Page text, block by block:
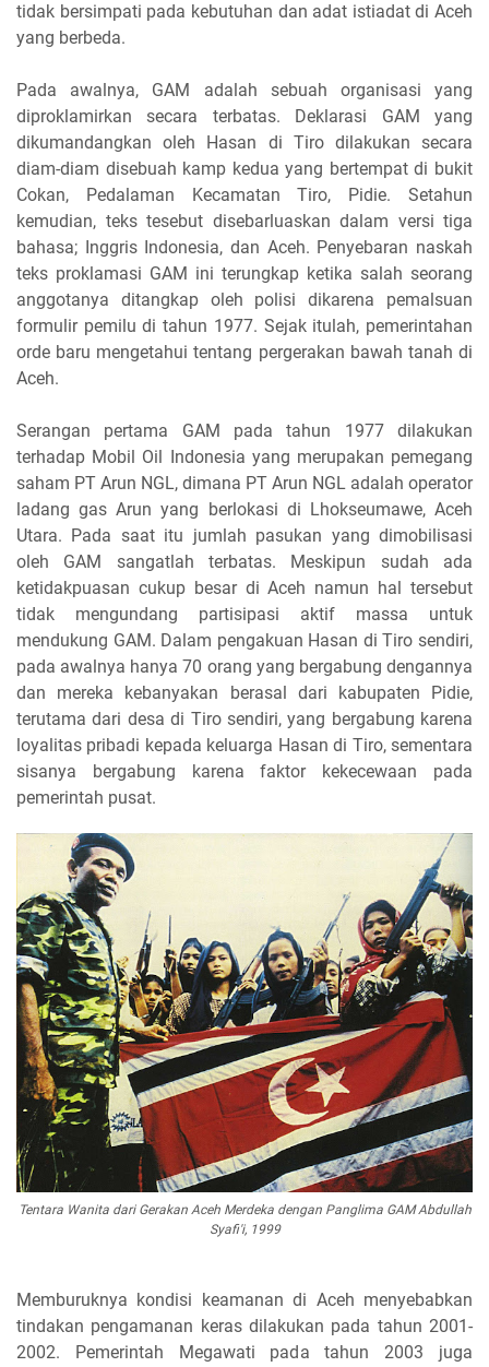
tidak bersimpati pada kebutuhan dan adat istiadat di Aceh
yang berbeda.
Pada awalnya, GAM adalah sebuah organisasi yang
diproklamirkan secara terbatas. Deklarasi GAM yang
dikumandangkan oleh Hasan di Tiro dilakukan secara
diam-diam disebuah kamp kedua yang bertempat di bukit
Cokan, Pedalaman Kecamatan Tiro, Pidie. Setahun
kemudian, teks tesebut disebarluaskan dalam versi tiga
bahasa; Inggris Indonesia, dan Aceh. Penyebaran naskah
teks proklamasi GAM ini terungkap ketika salah seorang
anggotanya ditangkap oleh polisi dikarena pemalsuan
formulir pemilu di tahun 1977. Sejak itulah, pemerintahan
orde baru mengetahui tentang pergerakan bawah tanah di
Aceh.
Serangan pertama GAM pada tahun 1977 dilakukan
terhadap Mobil Oil Indonesia yang merupakan pemegang
saham PT Arun NGL, dimana PT Arun NGL adalah operator
ladang gas Arun yang berlokasi di Lhokseumawe, Aceh
Utara. Pada saat itu jumlah pasukan yang dimobilisasi
oleh GAM sangatlah terbatas. Meskipun sudah ada
ketidakpuasan cukup besar di Aceh namun hal tersebut
tidak mengundang partisipasi aktif massa untuk
mendukung GAM. Dalam pengakuan Hasan di Tiro sendiri,
pada awalnya hanya 70 orang yang bergabung dengannya
dan mereka kebanyakan berasal dari kabupaten Pidie,
terutama dari desa di Tiro sendiri, yang bergabung karena
loyalitas pribadi kepada keluarga Hasan di Tiro, sementara
sisanya bergabung karena faktor kekecewaan pada
pemerintah pusat.
Tentara Wanita dari Gerakan Aceh Merdeka dengan Panglima GAM Abdullah
Syafi'i, 1999
Memburuknya kondisi keamanan di Aceh menyebabkan
tindakan pengamanan keras dilakukan pada tahun 2001-
2002. Pemerintah Megawati pada tahun 2003 juga